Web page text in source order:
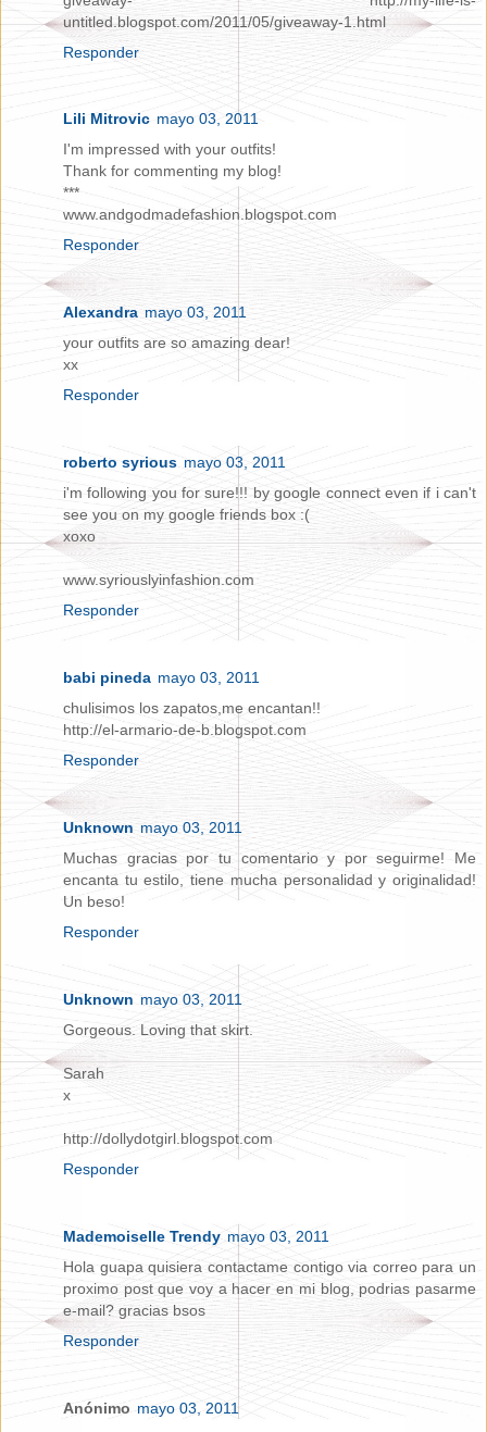
untitled.blogspot.com/2011/05/giveaway-1.html
Responder
Lili Mitrovic mayo 03, 2011
I'm impressed with your outfits!
Thank for commenting my blog!
***
www.andgodmadefashion.blogspot.com
Responder
Alexandra mayo 03, 2011
your outfits are so amazing dear!
xx
Responder
roberto syrious mayo 03, 2011
i'm following you for sure!!! by google connect even if i can't
see you on my google friends box :(
xoxo
www.syriouslyinfashion.com
Responder
babi pineda mayo 03, 2011
chulisimos los zapatos,me encantan!!
http://el-armario-de-b.blogspot.com
Responder
Unknown mayo 03, 2011
Muchas gracias por tu comentario y por seguirme! Me
encanta tu estilo, tiene mucha personalidad y originalidad!
Un beso!
Responder
Unknown mayo 03, 2011
Gorgeous. Loving that skirt.
Sarah
x
http://dollydotgirl.blogspot.com
Responder
Mademoiselle Trendy mayo 03, 2011
Hola guapa quisiera contactame contigo via correo para un
proximo post que voy a hacer en mi blog, podrias pasarme
e-mail? gracias bsos
Responder
Anónimo mayo 03, 2011